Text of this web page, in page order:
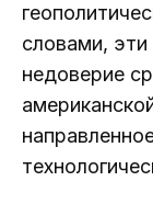
словами,
недоверие